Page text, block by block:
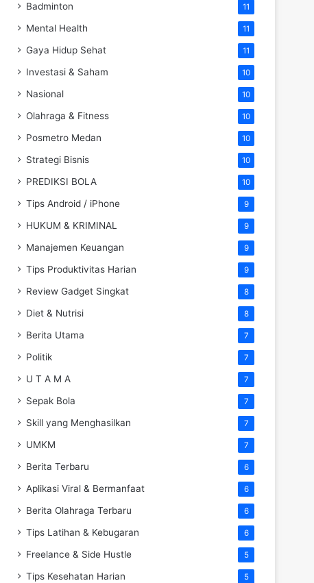
Badminton 11
Mental Health 11
Gaya Hidup Sehat 11
Investasi & Saham 10
Nasional 10
Olahraga & Fitness 10
Posmetro Medan 10
Strategi Bisnis 10
PREDIKSI BOLA 10
Tips Android / iPhone 9
HUKUM & KRIMINAL 9
Manajemen Keuangan 9
Tips Produktivitas Harian 9
Review Gadget Singkat 8
Diet & Nutrisi 8
Berita Utama 7
Politik 7
U T A M A 7
Sepak Bola 7
Skill yang Menghasilkan 7
UMKM 7
Berita Terbaru 6
Aplikasi Viral & Bermanfaat 6
Berita Olahraga Terbaru 6
Tips Latihan & Kebugaran 6
Freelance & Side Hustle 5
Tips Kesehatan Harian 5